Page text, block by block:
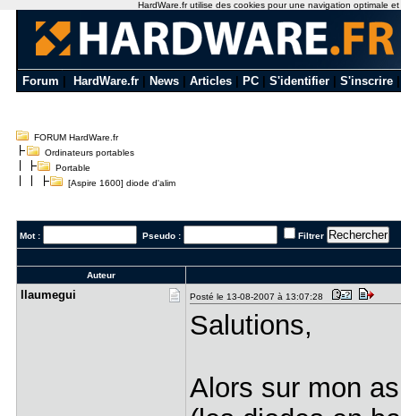
Forum HardWare.fr News Articles PC S'identifier S'inscrire
FORUM HardWare.fr
Ordinateurs portables
Portable
[Aspire 1600] diode d'alim
Mot : Pseudo : Filtrer
Auteur
llaumegui Posté le 13-08-2007 à 13:07:28
Salutions,
Alors sur mon
HardWare.fr utilise des cookies pour une navigation optimale